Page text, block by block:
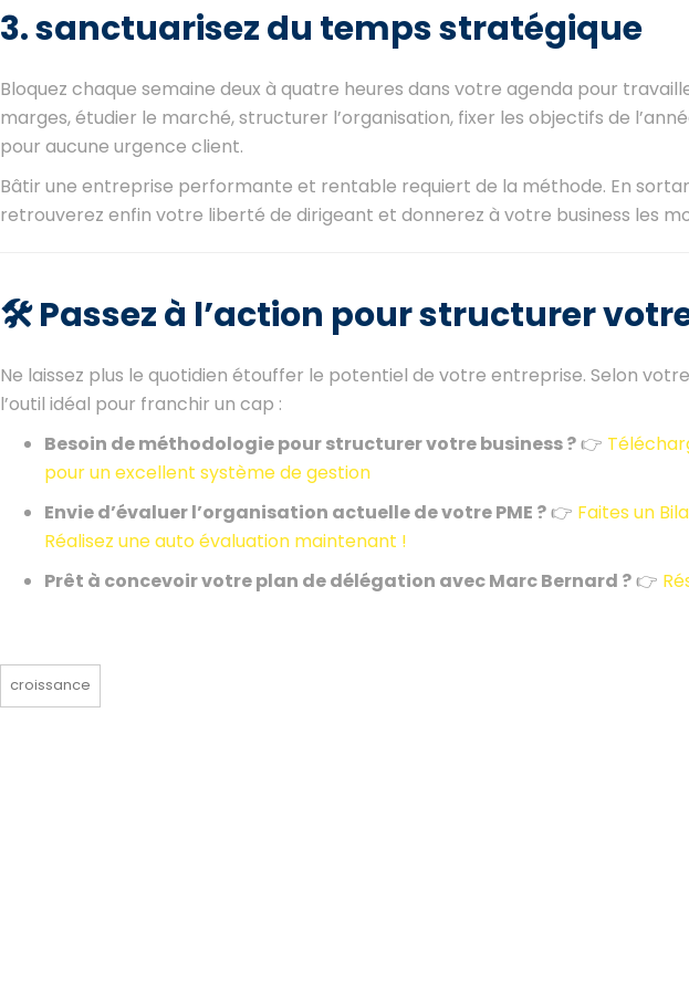
3. sanctuarisez du temps stratégique
Bloquez chaque semaine deux à quatre heures dans votre agenda pour
marges, étudier le marché, structurer l’organisation, fixer les objectifs de
pour aucune urgence client.
Bâtir une entreprise performante et rentable requiert de la méthode. En
retrouverez enfin votre liberté de dirigeant et donnerez à votre business les
🛠️ Passez à l’action pour structurer
Ne laissez plus le quotidien étouffer le potentiel de votre entreprise. Selon
l’outil idéal pour franchir un cap :
Besoin de méthodologie pour structurer votre business ?👉
pour un excellent système de gestion
Envie d’évaluer l’organisation actuelle de votre PME ?👉 Faites un
Réalisez une auto évaluation maintenant !
Prêt à concevoir votre plan de délégation avec Marc Bernard ?👉
croissance